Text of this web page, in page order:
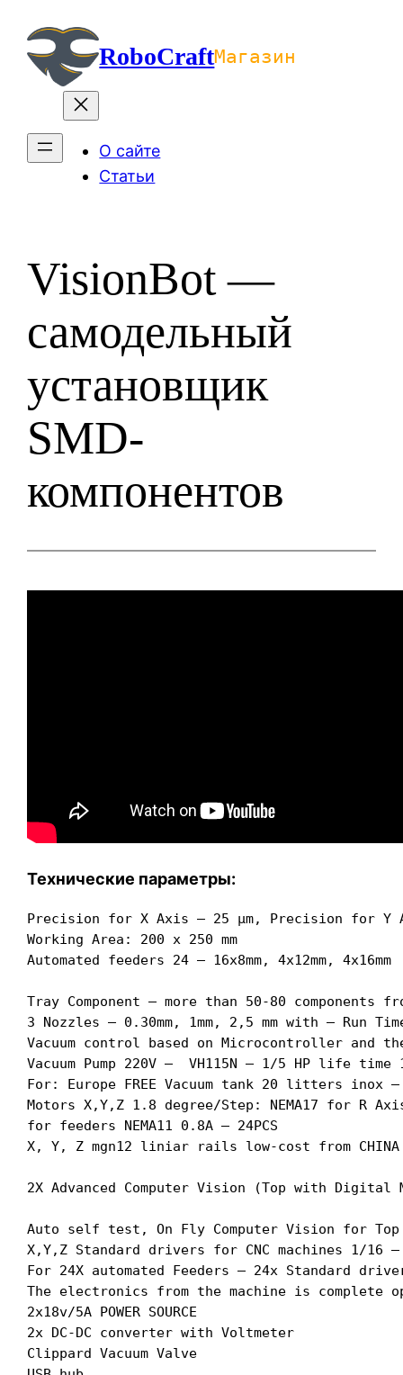
содержимомуRoboCraftМагазин
О сайте
Статьи
VisionBot —
самодельный
установщик
SMD-
компонентов
Технические параметры:
Precision for X Axis – 25 µm, Precision for Y
Working Area: 200 x 250 mm
Automated feeders 24 – 16x8mm, 4x12mm, 4x16mm
Tray Component – more than 50-80 components
3 Nozzles – 0.30mm, 1mm, 2,5 mm with – Run
Vacuum control based on Microcontroller and
Vacuum Pump 220V –  VH115N – 1/5 HP life time
For: Europe FREE Vacuum tank 20 litters inox
Motors X,Y,Z 1.8 degree/Step: NEMA17 for R Axis
for feeders NEMA11 0.8A – 24PCS
X, Y, Z mgn12 liniar rails low-cost from CHINA
2X Advanced Computer Vision (Top with Digital
Auto self test, On Fly Computer Vision for
X,Y,Z Standard drivers for CNC machines 1/16 –
For 24X automated Feeders – 24x Standard
The electronics from the machine is complete
2x18v/5A POWER SOURCE
2x DC-DC converter with Voltmeter
Clippard Vacuum Valve